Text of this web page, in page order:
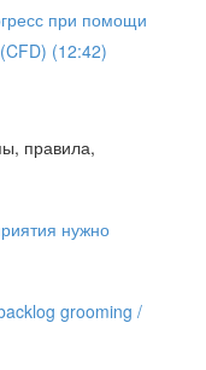
при помощи
(12:42)
правила,
нужно
grooming /